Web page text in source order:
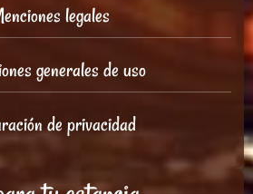
legales
generales de uso
de privacidad